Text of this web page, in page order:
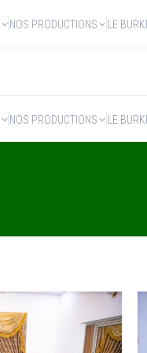
NOS PRODUCTIONS LE
NOS PRODUCTIONS LE